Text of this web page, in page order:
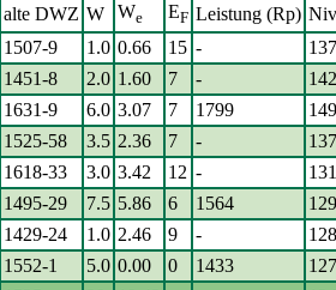
alte DWZ W We EF Leistung (Rp)
1507-9 1.0 0.66 15 -
1451-8 2.0 1.60 7 -
1631-9 6.0 3.07 7 1799
1525-58 3.5 2.36 7 -
1618-33 3.0 3.42 12 -
1495-29 7.5 5.86 6 1564
1429-24 1.0 2.46 9 -
1552-1 5.0 0.00 0 1433